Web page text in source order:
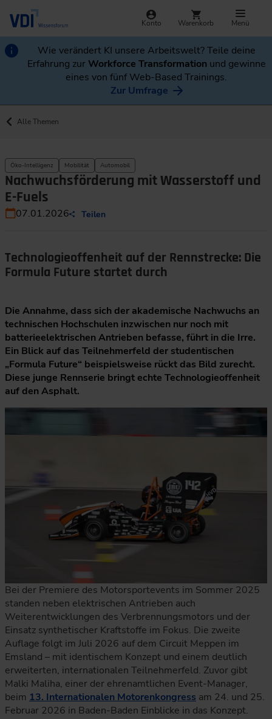
Konto Warenkorb Menü
Wie verändert KI unsere Arbeitswelt? Teile deine
Erfahrung zurWorkforce Transformation und gewinne
eines von fünf Web-Based Trainings.
Zur Umfrage
Alle Themen
Öko-Intelligenz Mobilität Automobil
Nachwuchsförderung mit Wasserstoff und
E-Fuels
07.01.2026 Teilen
Technologieoffenheit auf der Rennstrecke: Die
Formula Future startet durch
Die Annahme, dass sich der akademische Nachwuchs an
technischen Hochschulen inzwischen nur noch mit
batterieelektrischen Antrieben befasse, führt in die Irre.
Ein Blick auf das Teilnehmerfeld der studentischen
„Formula Future“ beispielsweise rückt das Bild zurecht.
Diese junge Rennserie bringt echte Technologieoffenheit
auf den Asphalt.
Bei der Premiere des Motorsportevents im Sommer 2025
standen neben elektrischen Antrieben auch
Weiterentwicklungen des Verbrennungsmotors und der
Einsatz synthetischer Kraftstoffe im Fokus. Die zweite
Auflage folgt im Juli 2026 auf dem Circuit Meppen im
Emsland – mit identischem Konzept und einem deutlich
erweiterten, internationalen Teilnehmerfeld. Zuvor gibt
Malki Maliha, einer der ehrenamtlichen Event-Manager,
beim 13. Internationalen Motorenkongress am 24. und 25.
Februar 2026 in Baden-Baden Einblicke in das Konzept.